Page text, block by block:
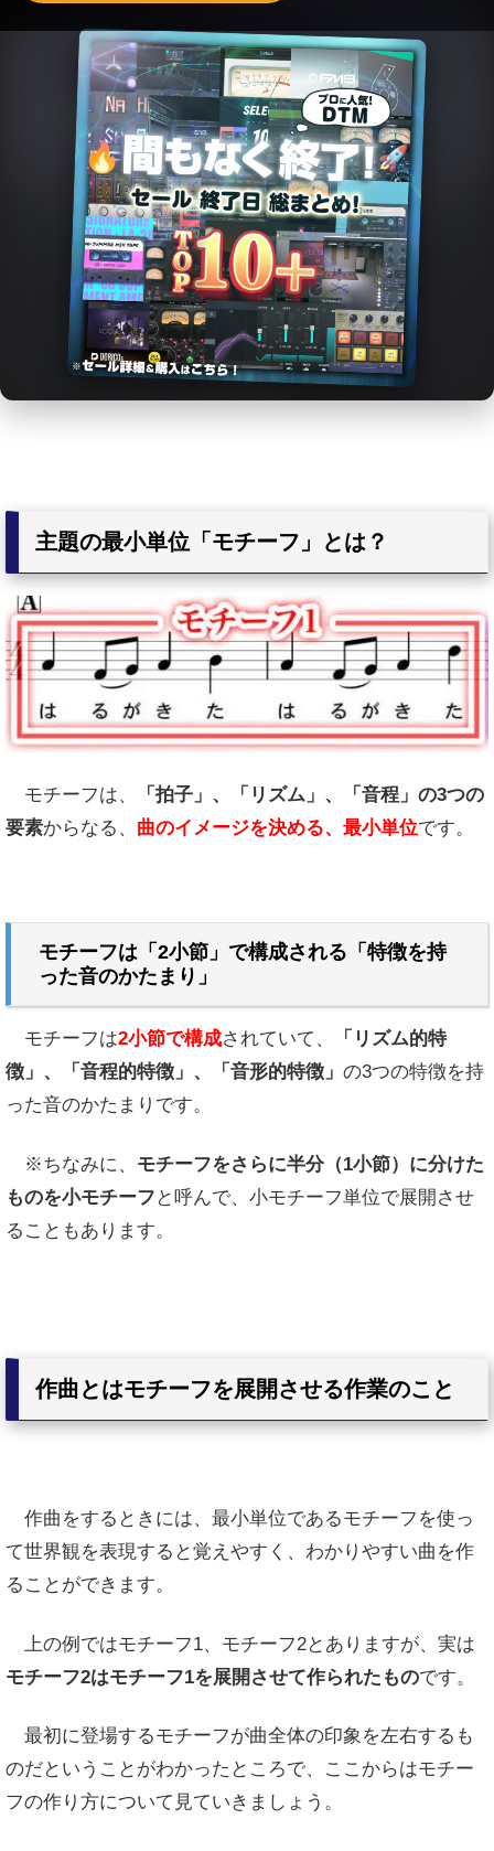
主題の最小単位「モチーフ」とは？
モチーフは、
「拍子」、「リズム」、「音程」の3つの
要素からなる、 曲のイメージを決める、最小単位です。
モチーフは「2小節」で構成される「特徴を持
った音のかたまり」
モチーフは2小節で構成されていて、
「リズム的特
徴」、「音程的特徴」、「音形的特徴」 の3つの特徴を持
った音のかたまりです。
※ちなみに、 モチーフをさらに半分（1小節）に分けた
ものを小モチーフ と呼んで、小モチーフ単位で展開させ
ることもあります。
作曲とはモチーフを展開させる作業のこと
作曲をするときには、最小単位であるモチーフを使っ
て世界観を表現すると覚えやすく、わかりやすい曲を作
ることができます。
上の例ではモチーフ1、モチーフ2とありますが、実は
モチーフ2はモチーフ1を展開させて作られたものです。
最初に登場するモチーフが曲全体の印象を左右するも
のだということがわかったところで、ここからはモチー
フの作り方について見ていきましょう。